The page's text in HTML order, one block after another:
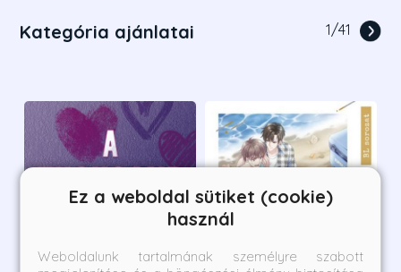
Kategória ajánlatai 1/41
Ez a weboldal sütiket (cookie)
használ
Weboldalunk tartalmának személyre szabott